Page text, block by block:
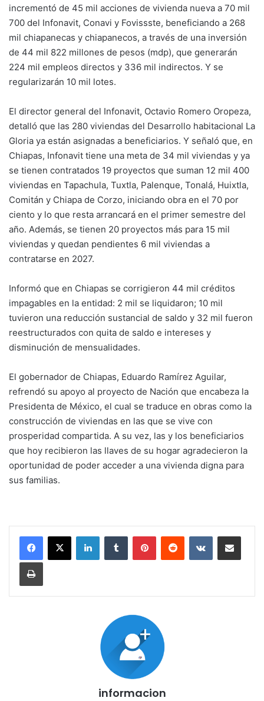
incrementó de 45 mil acciones de vivienda nueva a 70 mil
700 del Infonavit, Conavi y Fovissste, beneficiando a 268
mil chiapanecas y chiapanecos, a través de una inversión
de 44 mil 822 millones de pesos (mdp), que generarán
224 mil empleos directos y 336 mil indirectos. Y se
regularizarán 10 mil lotes.
El director general del Infonavit, Octavio Romero Oropeza,
detalló que las 280 viviendas del Desarrollo habitacional La
Gloria ya están asignadas a beneficiarios. Y señaló que, en
Chiapas, Infonavit tiene una meta de 34 mil viviendas y ya
se tienen contratados 19 proyectos que suman 12 mil 400
viviendas en Tapachula, Tuxtla, Palenque, Tonalá, Huixtla,
Comitán y Chiapa de Corzo, iniciando obra en el 70 por
ciento y lo que resta arrancará en el primer semestre del
año. Además, se tienen 20 proyectos más para 15 mil
viviendas y quedan pendientes 6 mil viviendas a
contratarse en 2027.
Informó que en Chiapas se corrigieron 44 mil créditos
impagables en la entidad: 2 mil se liquidaron; 10 mil
tuvieron una reducción sustancial de saldo y 32 mil fueron
reestructurados con quita de saldo e intereses y
disminución de mensualidades.
El gobernador de Chiapas, Eduardo Ramírez Aguilar,
refrendó su apoyo al proyecto de Nación que encabeza la
Presidenta de México, el cual se traduce en obras como la
construcción de viviendas en las que se vive con
prosperidad compartida. A su vez, las y los beneficiarios
que hoy recibieron las llaves de su hogar agradecieron la
oportunidad de poder acceder a una vivienda digna para
sus familias.
LinkedInTumblr PinterestReddit VKontakteCompartir por
Imprimir
informacion